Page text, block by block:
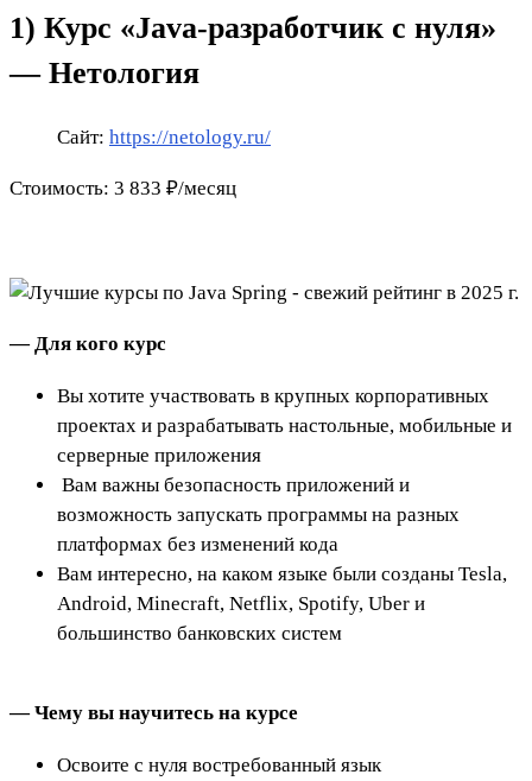
1) Курс «Java-разработчик с нуля»
— Нетология
Сайт: https://netology.ru/
Стоимость: 3 833 ₽/месяц
— Для кого курс
Вы хотите участвовать в крупных корпоративных
проектах и разрабатывать настольные, мобильные и
серверные приложения
Вам важны безопасность приложений и
возможность запускать программы на разных
платформах без изменений кода
Вам интересно, на каком языке были созданы Tesla,
Android, Minecraft, Netflix, Spotify, Uber и
большинство банковских систем
— Чему вы научитесь на курсе
Освоите с нуля востребованный язык